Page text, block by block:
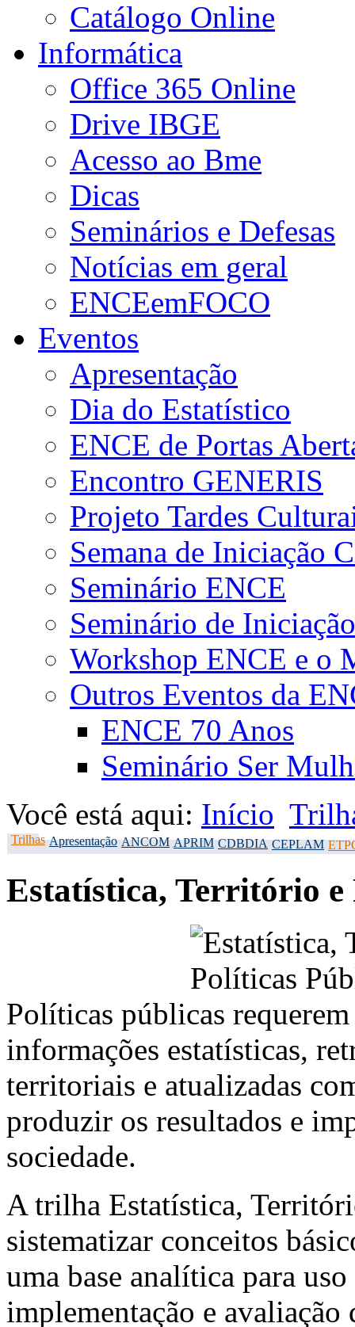
Catálogo Online
Informática
Office 365 Online
Drive IBGE
Acesso ao Bme
Dicas
Seminários e Defesas
Notícias em geral
ENCEemFOCO
Eventos
Apresentação
Dia do Estatístico
ENCE de Portas
Encontro GENERIS
Projeto Tardes
Semana de Iniciação
Seminário ENCE
Seminário de
Workshop ENCE e o
Outros Eventos da
ENCE 70 Anos
Seminário Ser
Você está aqui: Início
Trilhas Apresentação ANCOM APRIM CDBDIA CEPLAM
Estatística, Território
Políticas públicas
informações estatísticas,
territoriais e atualizadas
produzir os resultados e
sociedade.
A trilha Estatística,
sistematizar conceitos
uma base analítica para
implementação e